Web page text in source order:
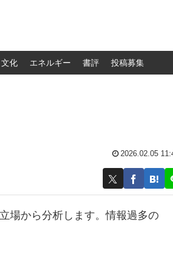
化 エネルギー 書評 投稿募集
2026.02.05
場から分析します。情報過多の